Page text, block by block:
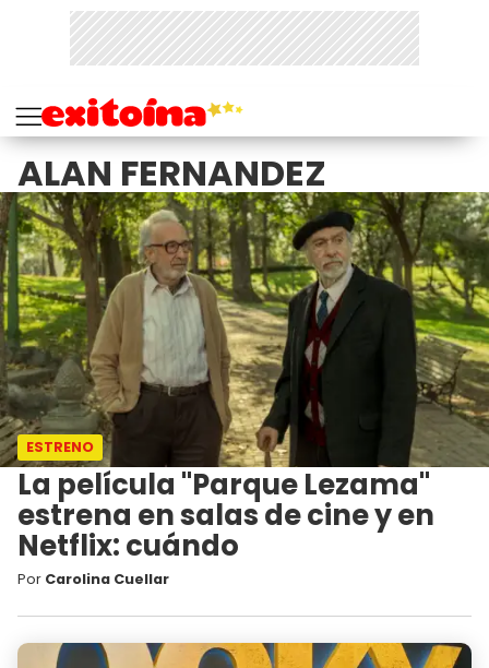
ALAN FERNANDEZ
ESTRENO
La película "Parque Lezama"
estrena en salas de cine y en
Netflix: cuándo
Por Carolina Cuellar